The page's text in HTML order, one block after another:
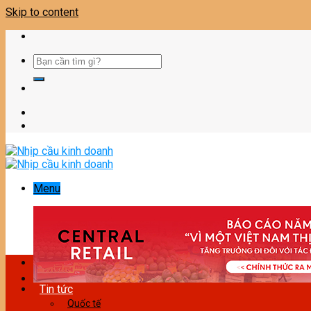
Skip to content
Menu
Tin tức
Quốc tế